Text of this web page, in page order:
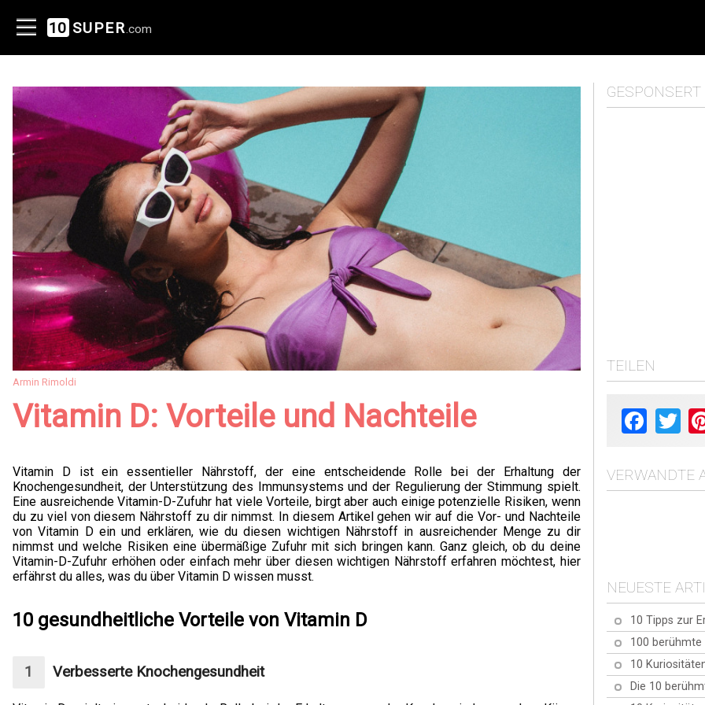
10 SUPER .com
Armin Rimoldi
Vitamin D: Vorteile und Nachteile
Vitamin D ist ein essentieller Nährstoff, der eine entscheidende Rolle bei der Erhaltung der
Knochengesundheit, der Unterstützung des Immunsystems und der Regulierung der Stimmung spielt.
Eine ausreichende Vitamin-D-Zufuhr hat viele Vorteile, birgt aber auch einige potenzielle Risiken, wenn
du zu viel von diesem Nährstoff zu dir nimmst. In diesem Artikel gehen wir auf die Vor- und Nachteile
von Vitamin D ein und erklären, wie du diesen wichtigen Nährstoff in ausreichender Menge zu dir
nimmst und welche Risiken eine übermäßige Zufuhr mit sich bringen kann. Ganz gleich, ob du deine
Vitamin-D-Zufuhr erhöhen oder einfach mehr über diesen wichtigen Nährstoff erfahren möchtest, hier
erfährst du alles, was du über Vitamin D wissen musst.
10 gesundheitliche Vorteile von Vitamin D
Verbesserte Knochengesundheit
GESPONSERT
TEILEN
Facebook
VERWANDTE
NEUESTE
10 Tipps zur
100
10
Die 10